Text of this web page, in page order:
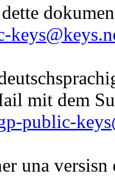
mit dem
public-
una